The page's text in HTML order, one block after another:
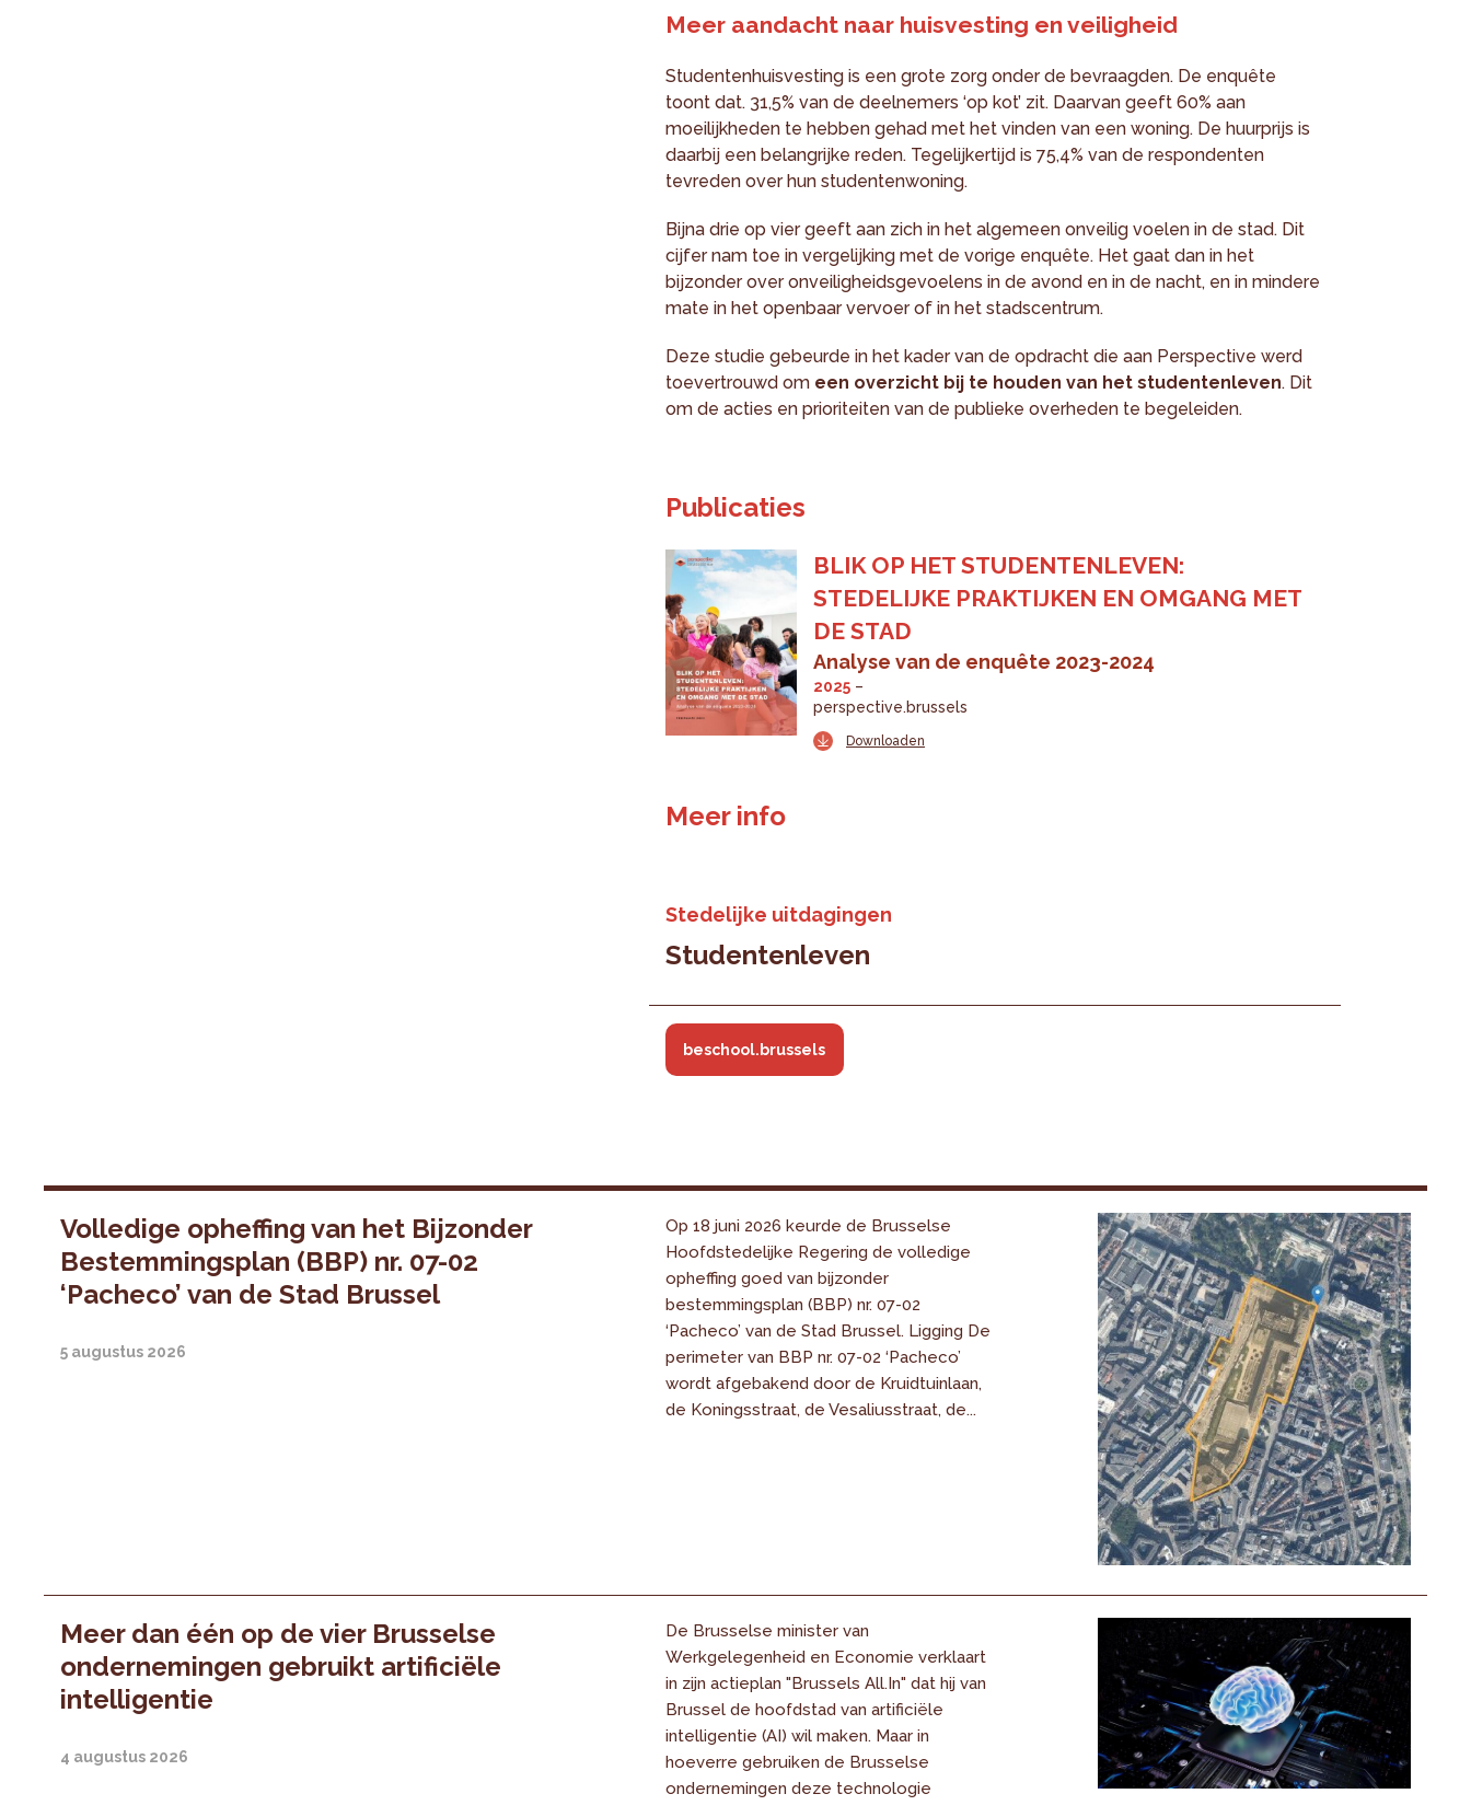
Meer aandacht naar huisvesting en veiligheid
Studentenhuisvesting is een grote zorg onder de bevraagden. De enquête
toont dat. 31,5% van de deelnemers ‘op kot’ zit. Daarvan geeft 60% aan
moeilijkheden te hebben gehad met het vinden van een woning. De huurprijs is
daarbij een belangrijke reden. Tegelijkertijd is 75,4% van de respondenten
tevreden over hun studentenwoning.
Bijna drie op vier geeft aan zich in het algemeen onveilig voelen in de stad. Dit
cijfer nam toe in vergelijking met de vorige enquête. Het gaat dan in het
bijzonder over onveiligheidsgevoelens in de avond en in de nacht, en in mindere
mate in het openbaar vervoer of in het stadscentrum.
Deze studie gebeurde in het kader van de opdracht die aan Perspective werd
toevertrouwd om een overzicht bij te houden van het studentenleven. Dit
om de acties en prioriteiten van de publieke overheden te begeleiden.
Publicaties
BLIK OP HET STUDENTENLEVEN:
STEDELIJKE PRAKTIJKEN EN OMGANG MET
DE STAD
Analyse van de enquête 2023-2024
2025
perspective.brussels
Downloaden
Meer info
Stedelijke uitdagingen
Studentenleven
beschool.brussels
Volledige opheffing van het Bijzonder
Bestemmingsplan (BBP) nr. 07-02
‘Pacheco’ van de Stad Brussel
5 augustus 2026
Op 18 juni 2026 keurde de Brusselse
Hoofdstedelijke Regering de volledige
opheffing goed van bijzonder
bestemmingsplan (BBP) nr. 07-02
‘Pacheco’ van de Stad Brussel. Ligging De
perimeter van BBP nr. 07-02 ‘Pacheco’
wordt afgebakend door de Kruidtuinlaan,
de Koningsstraat, de Vesaliusstraat, de...
Meer dan één op de vier Brusselse
ondernemingen gebruikt artificiële
intelligentie
4 augustus 2026
De Brusselse minister van
Werkgelegenheid en Economie verklaart
in zijn actieplan "Brussels All.In" dat hij van
Brussel de hoofdstad van artificiële
intelligentie (AI) wil maken. Maar in
hoeverre gebruiken de Brusselse
ondernemingen deze technologie